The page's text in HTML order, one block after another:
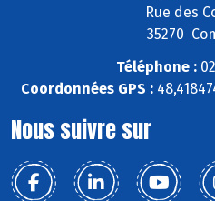
Rue des
35270
Téléphone :02
Coordonnées GPS :
Nous suivre sur